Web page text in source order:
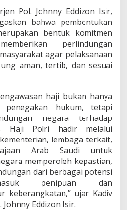
Pol. Johnny Eddizon Isir,
bahwa pembentukan
bentuk komitmen
perlindungan
agar pelaksanaan
aman, tertib, dan sesuai
haji bukan hanya
penegakan hukum, tetapi
negara terhadap
Haji Polri hadir melalui
lembaga terkait,
Arab Saudi untuk
memperoleh kepastian,
dari berbagai potensi
penipuan dan
keberangkatan,” ujar Kadiv
Eddizon Isir.